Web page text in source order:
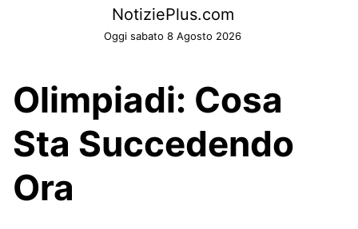
NotiziePlus.com
Oggi sabato 8 Agosto 2026
Olimpiadi: Cosa
Sta Succedendo
Ora